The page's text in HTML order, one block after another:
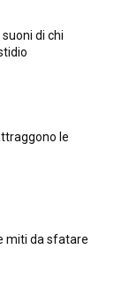
di chi
le
miti da sfatare